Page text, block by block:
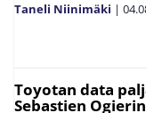
Taneli Niinimäki |
Toyotan data
Sebastien